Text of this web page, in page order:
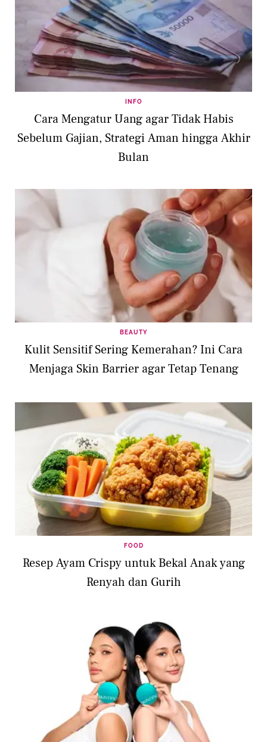
INFO
Cara Mengatur Uang agar Tidak Habis
Sebelum Gajian, Strategi Aman hingga Akhir
Bulan
BEAUTY
Kulit Sensitif Sering Kemerahan? Ini Cara
Menjaga Skin Barrier agar Tetap Tenang
FOOD
Resep Ayam Crispy untuk Bekal Anak yang
Renyah dan Gurih